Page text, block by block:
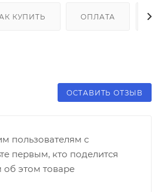
КУПИТЬ ОПЛАТА
ОСТАВИТЬ ОТЗЫВ
пользователям с
первым, кто поделится
этом товаре